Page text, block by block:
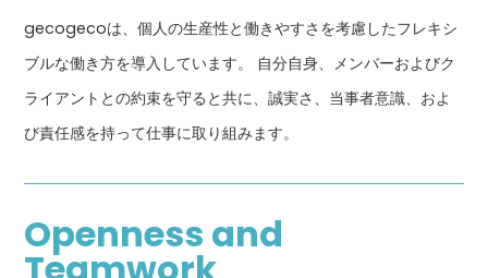
gecogecoは、個人の生産性と働きやすさを考慮したフレキシ
ブルな働き方を導入しています。 自分自身、メンバーおよびク
ライアントとの約束を守ると共に、誠実さ、当事者意識、およ
び責任感を持って仕事に取り組みます。
Openness and